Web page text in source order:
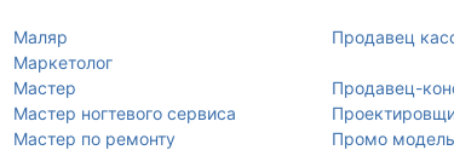
Маляр
Маркетолог
Мастер
Мастер ногтевого сервиса
Мастер по ремонту
Продавец
Продавец-
Промо модель